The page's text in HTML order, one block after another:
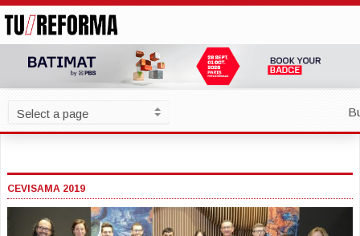
CEVISAMA 2019